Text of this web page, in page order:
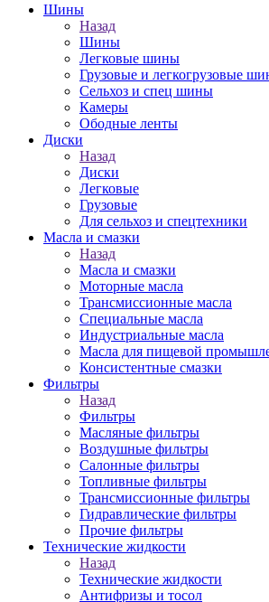
Шины
Назад
Шины
Легковые шины
Грузовые и легкогрузовые
Сельхоз и спец шины
Камеры
Ободные ленты
Диски
Назад
Диски
Легковые
Грузовые
Для сельхоз и спецтехники
Масла и смазки
Назад
Масла и смазки
Моторные масла
Трансмиссионные масла
Специальные масла
Индустриальные масла
Масла для пищевой
Консистентные смазки
Фильтры
Назад
Фильтры
Масляные фильтры
Воздушные фильтры
Салонные фильтры
Топливные фильтры
Трансмиссионные фильтры
Гидравлические фильтры
Прочие фильтры
Технические жидкости
Назад
Технические жидкости
Антифризы и тосол